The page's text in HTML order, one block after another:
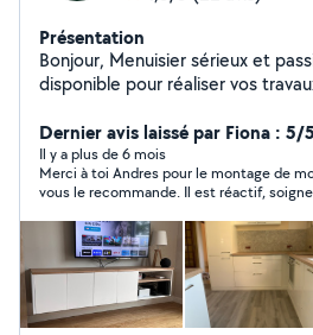
Présentation
Bonjour, Menuisier sérieux et
disponible pour réaliser vos
J'interviens notamment pour : Pose de cuisines Meubles
et rangements sur mesure Montage et ajustement de
meubles Pose de portes, fenêtres et volets Parquet,
terrasses bois Travaux de finitions et peinture intérieure
Appliqué, ponctuel et à l'écoute,
un travail soigné, des solutions
et des tarifs justes. Chaque
sérieux, qu'il s'agisse d'un petit
aménagement plus complet.
Dernier avis laissé par Fiona : 5/5
Il y a plus de 6 mois
Merci à toi Andres pour le montage de
vous le recommande. Il est réactif,
ses coordonnés au besoin. Bonne